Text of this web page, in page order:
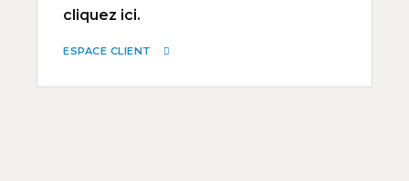
cliquez ici.
ESPACE CLIENT